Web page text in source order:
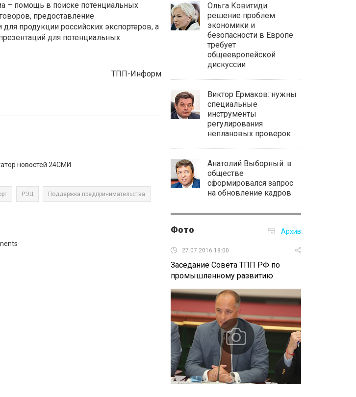
– помощь в поиске потенциальных
предоставление
продукции российских экспортеров, а
для потенциальных
ТПП-Информ
новостей 24СМИ
РЭЦ Поддержка предпринимательства
Ольга Ковитиди:
решение проблем
экономики и
безопасности в Европе
требует
общеевропейской
дискуссии
Виктор Ермаков: нужны
специальные
инструменты
регулирования
неплановых проверок
Анатолий Выборный: в
обществе
сформировался запрос
на обновление кадров
Фото Архив
27.07.2016 18:00
Заседание Совета ТПП РФ по
промышленному развитию